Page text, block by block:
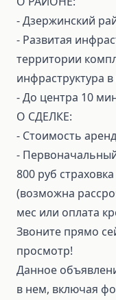
- Дзержинский
- Развитая
территории
инфраструктура
- До центра 10
О СДЕЛКЕ:
⁃ Стоимость
⁃
800 руб
(возможна
мес или оплата
Звоните прямо
просмотр!
Данное
в нем, включая